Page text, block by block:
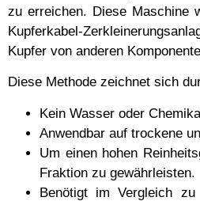
zu erreichen. Diese Maschine
Kupferkabel-
Kupfer von anderen
Diese Methode zeichnet sich
Kein Wasser oder
Anwendbar auf trockene
Um einen hohen
Fraktion zu gewährleisten.
Benötigt im Vergleich zu